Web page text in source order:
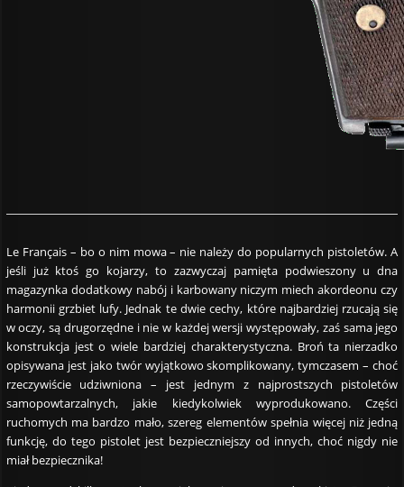
Le Français – bo o nim mowa – nie należy do popularnych pistoletów. A
jeśli już ktoś go kojarzy, to zazwyczaj pamięta podwieszony u dna
magazynka dodatkowy nabój i karbowany niczym miech akordeonu czy
harmonii grzbiet lufy. Jednak te dwie cechy, które najbardziej rzucają się
w oczy, są drugorzędne i nie w każdej wersji występowały, zaś sama jego
konstrukcja jest o wiele bardziej charakterystyczna. Broń ta nierzadko
opisywana jest jako twór wyjątkowo skomplikowany, tymczasem – choć
rzeczywiście udziwniona – jest jednym z najprostszych pistoletów
samopowtarzalnych, jakie kiedykolwiek wyprodukowano. Części
ruchomych ma bardzo mało, szereg elementów spełnia więcej niż jedną
funkcję, do tego pistolet jest bezpieczniejszy od innych, choć nigdy nie
miał bezpiecznika!